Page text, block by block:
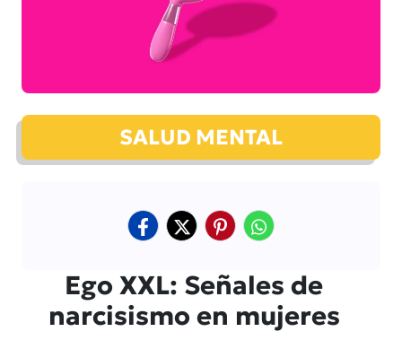
SALUD MENTAL
Ego XXL: Señales de
narcisismo en mujeres